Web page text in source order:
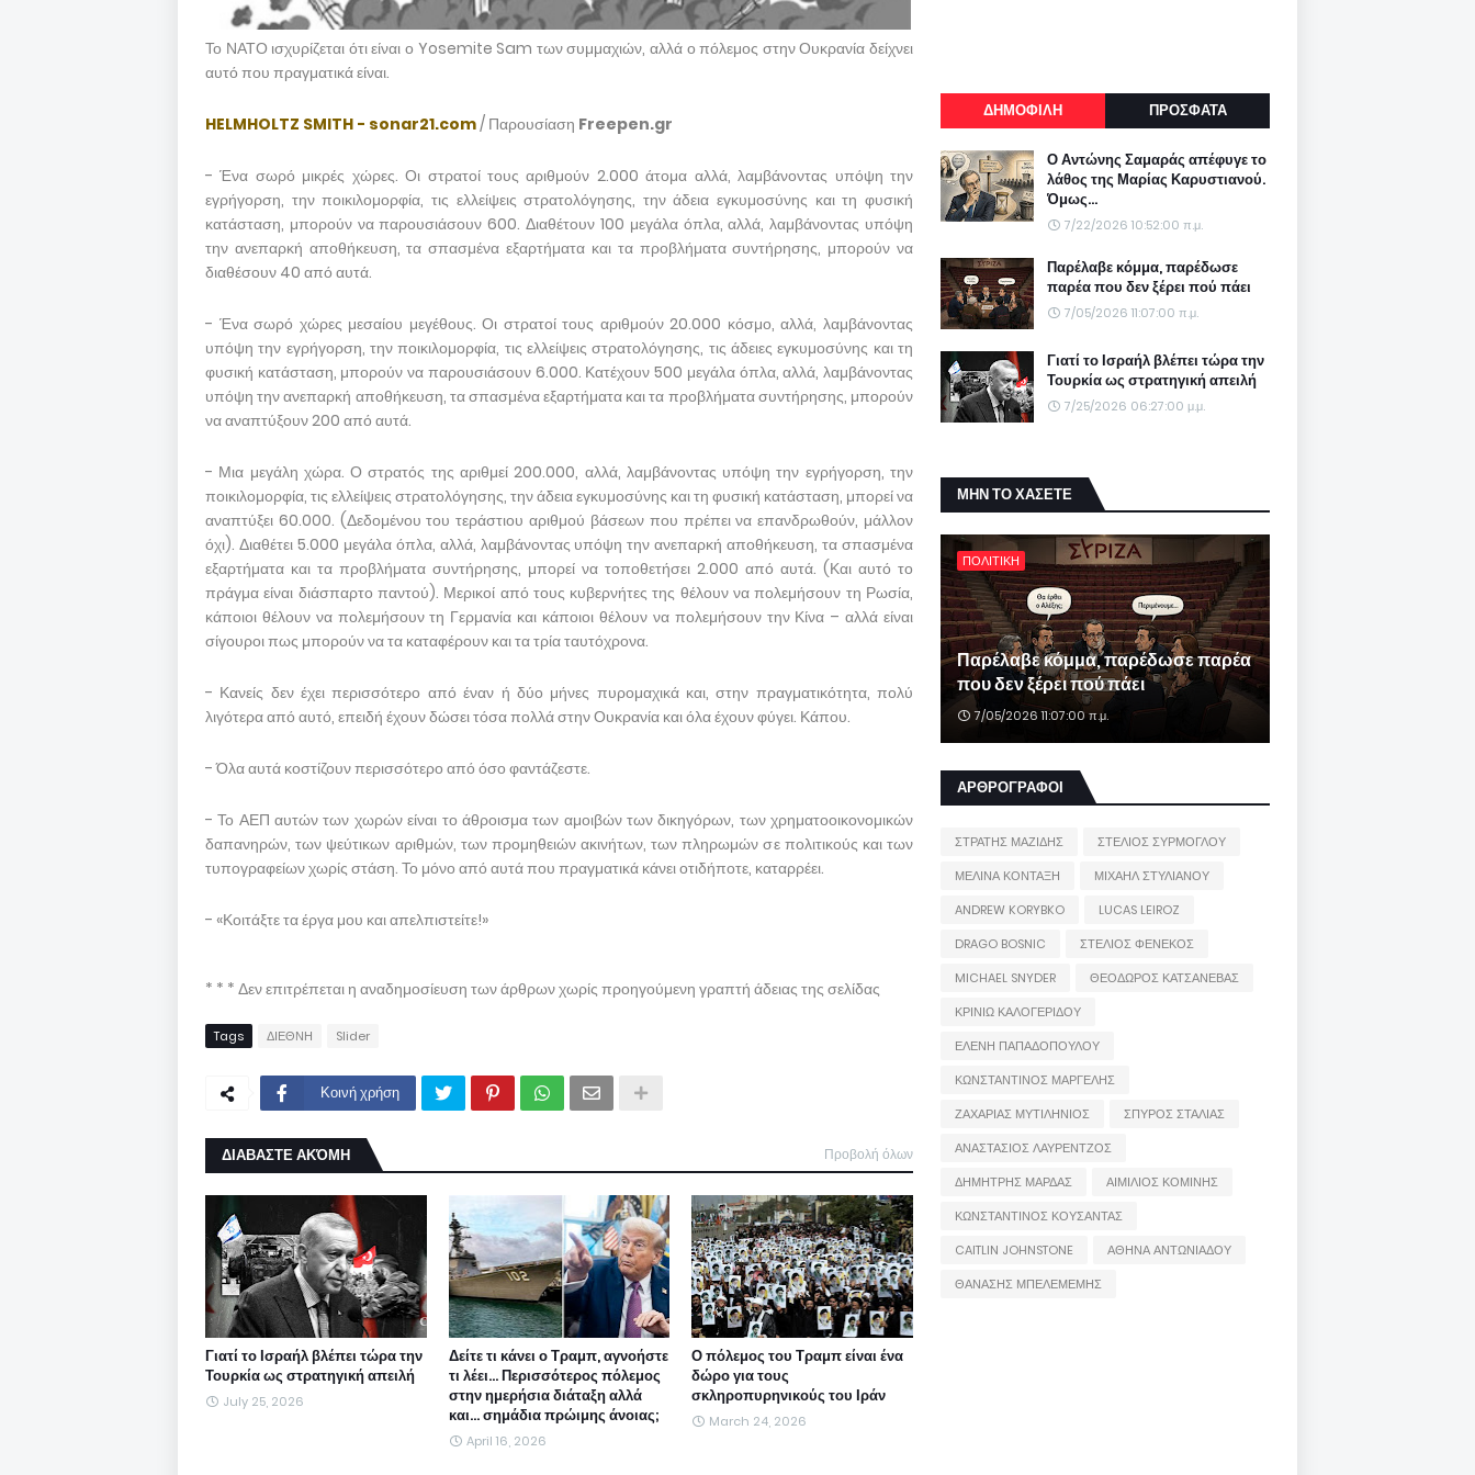
Το ΝΑΤΟ ισχυρίζεται ότι είναι ο Yosemite Sam των συμμαχιών, αλλά ο πόλεμος στην Ουκρανία δείχνει
αυτό που πραγματικά είναι.
HELMHOLTZ SMITH - sonar21.com/ Παρουσίαση Freepen.gr
- Ένα σωρό μικρές χώρες. Οι στρατοί τους αριθμούν 2.000 άτομα αλλά, λαμβάνοντας υπόψη την
εγρήγορση, την ποικιλομορφία, τις ελλείψεις στρατολόγησης, την άδεια εγκυμοσύνης και τη φυσική
κατάσταση, μπορούν να παρουσιάσουν 600. Διαθέτουν 100 μεγάλα όπλα, αλλά, λαμβάνοντας υπόψη
την ανεπαρκή αποθήκευση, τα σπασμένα εξαρτήματα και τα προβλήματα συντήρησης, μπορούν να
διαθέσουν 40 από αυτά.
- Ένα σωρό χώρες μεσαίου μεγέθους. Οι στρατοί τους αριθμούν 20.000 κόσμο, αλλά, λαμβάνοντας
υπόψη την εγρήγορση, την ποικιλομορφία, τις ελλείψεις στρατολόγησης, τις άδειες εγκυμοσύνης και τη
φυσική κατάσταση, μπορούν να παρουσιάσουν 6.000. Κατέχουν 500 μεγάλα όπλα, αλλά, λαμβάνοντας
υπόψη την ανεπαρκή αποθήκευση, τα σπασμένα εξαρτήματα και τα προβλήματα συντήρησης, μπορούν
να αναπτύξουν 200 από αυτά.
- Μια μεγάλη χώρα. Ο στρατός της αριθμεί 200.000, αλλά, λαμβάνοντας υπόψη την εγρήγορση, την
ποικιλομορφία, τις ελλείψεις στρατολόγησης, την άδεια εγκυμοσύνης και τη φυσική κατάσταση, μπορεί να
αναπτύξει 60.000. (Δεδομένου του τεράστιου αριθμού βάσεων που πρέπει να επανδρωθούν, μάλλον
όχι). Διαθέτει 5.000 μεγάλα όπλα, αλλά, λαμβάνοντας υπόψη την ανεπαρκή αποθήκευση, τα σπασμένα
εξαρτήματα και τα προβλήματα συντήρησης, μπορεί να τοποθετήσει 2.000 από αυτά. (Και αυτό το
πράγμα είναι διάσπαρτο παντού). Μερικοί από τους κυβερνήτες της θέλουν να πολεμήσουν τη Ρωσία,
κάποιοι θέλουν να πολεμήσουν τη Γερμανία και κάποιοι θέλουν να πολεμήσουν την Κίνα – αλλά είναι
σίγουροι πως μπορούν να τα καταφέρουν και τα τρία ταυτόχρονα.
- Κανείς δεν έχει περισσότερο από έναν ή δύο μήνες πυρομαχικά και, στην πραγματικότητα, πολύ
λιγότερα από αυτό, επειδή έχουν δώσει τόσα πολλά στην Ουκρανία και όλα έχουν φύγει. Κάπου.
- Όλα αυτά κοστίζουν περισσότερο από όσο φαντάζεστε.
- Το ΑΕΠ αυτών των χωρών είναι το άθροισμα των αμοιβών των δικηγόρων, των χρηματοοικονομικών
δαπανηρών, των ψεύτικων αριθμών, των προμηθειών ακινήτων, των πληρωμών σε πολιτικούς και των
τυπογραφείων χωρίς στάση. Το μόνο από αυτά που πραγματικά κάνει οτιδήποτε, καταρρέει.
- «Κοιτάξτε τα έργα μου και απελπιστείτε!»
* * * Δεν επιτρέπεται η αναδημοσίευση των άρθρων χωρίς προηγούμενη γραπτή άδειας της σελίδας
Tags ΔΙΕΘΝΗ Slider
Κοινή χρήση
ΔΙΑΒΑΣΤΕ ΑΚΌΜΗ Προβολή όλων
Γιατί το Ισραήλ βλέπει τώρα την
Τουρκία ως στρατηγική απειλή
July 25, 2026
Δείτε τι κάνει ο Τραμπ, αγνοήστε
τι λέει... Περισσότερος πόλεμος
στην ημερήσια διάταξη αλλά
και... σημάδια πρώιμης άνοιας;
April 16, 2026
Ο πόλεμος του Τραμπ είναι ένα
δώρο για τους
σκληροπυρηνικούς του Ιράν
March 24, 2026
ΔΗΜΟΦΙΛΗ ΠΡΟΣΦΑΤΑ
Ο Αντώνης Σαμαράς απέφυγε το
λάθος της Μαρίας Καρυστιανού.
Όμως...
7/22/2026 10:52:00 π.μ.
Παρέλαβε κόμμα, παρέδωσε
παρέα που δεν ξέρει πού πάει
7/05/2026 11:07:00 π.μ.
Γιατί το Ισραήλ βλέπει τώρα την
Τουρκία ως στρατηγική απειλή
7/25/2026 06:27:00 μ.μ.
ΜΗΝ ΤΟ ΧΑΣΕΤΕ
ΠΟΛΙΤΙΚΗ
Παρέλαβε κόμμα, παρέδωσε παρέα
που δεν ξέρει πού πάει
7/05/2026 11:07:00 π.μ.
ΑΡΘΡΟΓΡΑΦΟΙ
ΣΤΡΑΤΗΣ ΜΑΖΙΔΗΣ
ΣΤΕΛΙΟΣ ΣΥΡΜΟΓΛΟΥ
ΜΕΛΙΝΑ ΚΟΝΤΑΞΗ
ΜΙΧΑΗΛ ΣΤΥΛΙΑΝΟΥ
ANDREW KORYBKO
LUCAS LEIROZ
DRAGO BOSNIC
ΣΤΕΛΙΟΣ ΦΕΝΕΚΟΣ
MICHAEL SNYDER
ΘΕΟΔΩΡΟΣ ΚΑΤΣΑΝΕΒΑΣ
ΚΡΙΝΙΩ ΚΑΛΟΓΕΡΙΔΟΥ
ΕΛΕΝΗ ΠΑΠΑΔΟΠΟΥΛΟΥ
ΚΩΝΣΤΑΝΤΙΝΟΣ ΜΑΡΓΕΛΗΣ
ΖΑΧΑΡΙΑΣ ΜΥΤΙΛΗΝΙΟΣ
ΣΠΥΡΟΣ ΣΤΑΛΙΑΣ
ΑΝΑΣΤΑΣΙΟΣ ΛΑΥΡΕΝΤΖΟΣ
ΔΗΜΗΤΡΗΣ ΜΑΡΔΑΣ
ΑΙΜΙΛΙΟΣ ΚΟΜΙΝΗΣ
ΚΩΝΣΤΑΝΤΙΝΟΣ ΚΟΥΣΑΝΤΑΣ
CAITLIN JOHNSTONE
ΑΘΗΝΑ ΑΝΤΩΝΙΑΔΟΥ
ΘΑΝΑΣΗΣ ΜΠΕΛΕΜΕΜΗΣ